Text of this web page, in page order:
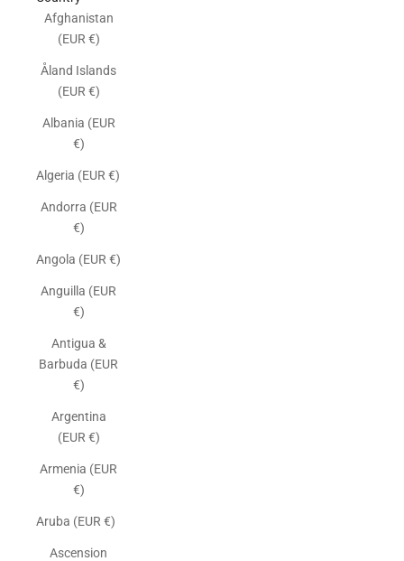
Afghanistan
(EUR €)
Åland Islands
(EUR €)
Albania (EUR
€)
Algeria (EUR €)
Andorra (EUR
€)
Angola (EUR €)
Anguilla (EUR
€)
Antigua &
Barbuda (EUR
€)
Argentina
(EUR €)
Armenia (EUR
€)
Aruba (EUR €)
Ascension